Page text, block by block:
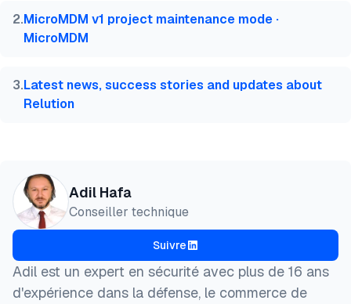
}
2.MicroMDM v1 project maintenance mode ·
MicroMDM
3.Latest news, success stories and updates about
Relution
Adil Hafa
Conseiller technique
Suivre
Adil est un expert en sécurité avec plus de 16 ans
d'expérience dans la défense, le commerce de